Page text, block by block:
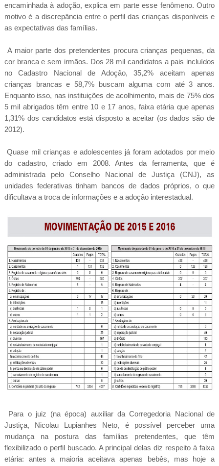
encaminhada à adoção, explica em parte esse fenômeno. Outro
motivo é a discrepância entre o perfil das crianças disponíveis e
as expectativas das famílias.
A maior parte dos pretendentes procura crianças pequenas, da
cor branca e sem irmãos. Dos 28 mil candidatos a pais incluídos
no Cadastro Nacional de Adoção, 35,2% aceitam apenas
crianças brancas e 58,7% buscam alguma com até 3 anos.
Enquanto isso, nas instituições de acolhimento, mais de 75% dos
5 mil abrigados têm entre 10 e 17 anos, faixa etária que apenas
1,31% dos candidatos está disposto a aceitar (os dados são de
2012).
Quase mil crianças e adolescentes já foram adotados por meio
do cadastro, criado em 2008. Antes da ferramenta, que é
administrada pelo Conselho Nacional de Justiça (CNJ), as
unidades federativas tinham bancos de dados próprios, o que
dificultava a troca de informações e a adoção interestadual.
Para o juiz (na época) auxiliar da Corregedoria Nacional de
Justiça, Nicolau Lupianhes Neto, é possível perceber uma
mudança na postura das famílias pretendentes, que têm
flexibilizado o perfil buscado. A principal delas diz respeito à faixa
etária: antes a maioria aceitava apenas bebês, mas hoje a